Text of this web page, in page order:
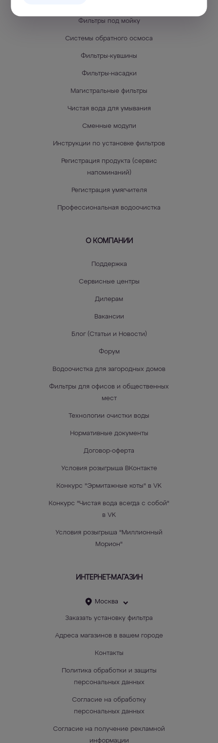
Фильтры под мойку
Системы обратного осмоса
Фильтры-кувшины
Фильтры-насадки
Магистральные фильтры
Чистая вода для умывания
Сменные модули
Инструкции по установке фильтров
Регистрация продукта (сервис
напоминаний)
Регистрация умягчителя
Профессиональная водоочистка
О КОМПАНИИ
Поддержка
Сервисные центры
Дилерам
Вакансии
Блог (Статьи и Новости)
Форум
Водоочистка для загородных домов
Фильтры для офисов и общественных
мест
Технологии очистки воды
Нормативные документы
Договор-оферта
Условия розыгрыша ВКонтакте
Конкурс "Эрмитажные коты" в VK
Конкурс "Чистая вода всегда с собой"
в VK
Условия розыгрыша "Миллионный
Морион"
ИНТЕРНЕТ-МАГАЗИН
Москва
Заказать установку фильтра
Адреса магазинов в вашем городе
Контакты
Политика обработки и защиты
персональных данных
Согласие на обработку
персональных данных
Согласие на получение рекламной
информации